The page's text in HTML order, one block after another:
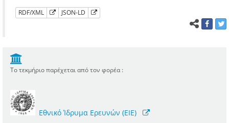
RDF/XML JSON-LD
Το τεκμήριο παρέχεται από τον φορέα :
Εθνικό Ίδρυμα Ερευνών (ΕΙΕ)